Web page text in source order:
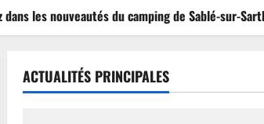
les nouveautés du camping de Sablé-sur-Sarthe
ACTUALITÉS PRINCIPALES